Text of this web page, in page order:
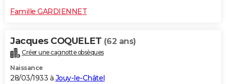
Famille GARDIENNET
Jacques COQUELET (62 ans)
Créer une cagnotte obsèques
Naissance
28/03/1933 à Jouy-le-Châtel